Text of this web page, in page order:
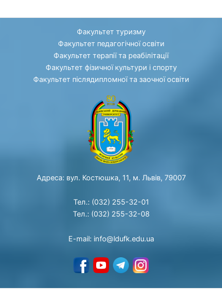
Факультет туризму
Факультет педагогічної освіти
Факультет терапії та реабілітації
Факультет фізичної культури і спорту
Факультет післядипломної та заочної освіти
Адреса: вул. Костюшка, 11, м. Львів, 79007
Тел.: (032) 255-32-01
Тел.: (032) 255-32-08
E-mail: info@ldufk.edu.ua